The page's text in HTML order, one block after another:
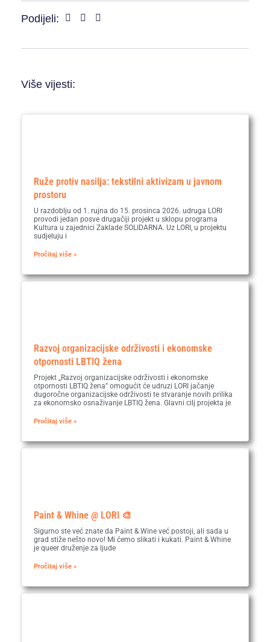
Podijeli:
Više vijesti:
Ruže protiv nasilja: tekstilni aktivizam u javnom
prostoru
U razdoblju od 1. rujna do 15. prosinca 2026. udruga LORI
provodi jedan posve drugačiji projekt u sklopu programa
Kultura u zajednici Zaklade SOLIDARNA. Uz LORI, u projektu
sudjeluju i
Pročitaj više »
Razvoj organizacijske održivosti i ekonomske
otpornosti LBTIQ žena
Projekt „Razvoj organizacijske održivosti i ekonomske
otpornosti LBTIQ žena” omogućit će udruzi LORI jačanje
dugoročne organizacijske održivosti te stvaranje novih prilika
za ekonomsko osnaživanje LBTIQ žena. Glavni cilj projekta je
Pročitaj više »
Paint & Whine @ LORI 🎨
Sigurno ste već znate da Paint & Wine već postoji, ali sada u
grad stiže nešto novo! Mi ćemo slikati i kukati. Paint & Whine
je queer druženje za ljude
Pročitaj više »